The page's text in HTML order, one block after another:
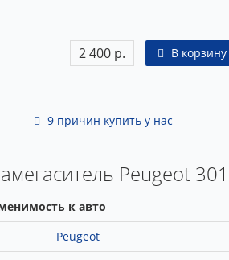
2 400 р. В корзину
9 причин купить у нас
Peugeot
к авто
Peugeot